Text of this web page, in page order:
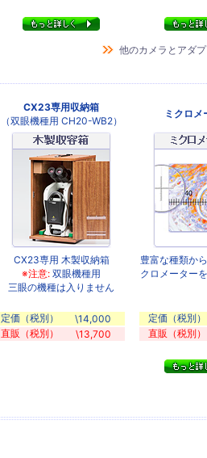
他のカメラとアダ
CX23専用収納箱
（双眼機種用 CH20-WB2）
ミクロメ
CX23専用 木製収納箱
※注意: 双眼機種用
三眼の機種は入りません
豊富な種類か
クロメーター
定価（税別）
\14,000
直販（税別）
\13,700
定価（税別）
直販（税別）